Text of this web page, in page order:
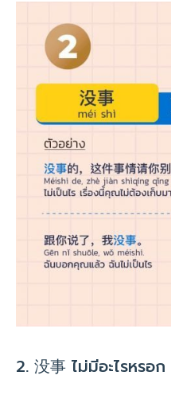
2. 没事 ไม่มีอะไรหรอก